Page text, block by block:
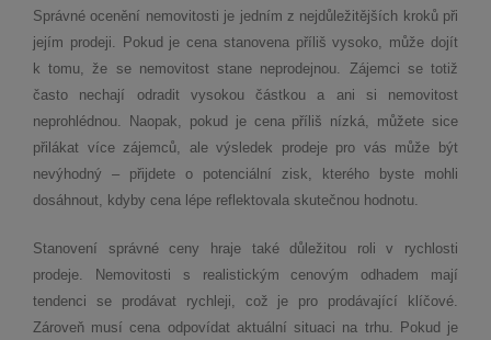
Správné ocenění nemovitosti je jedním z nejdůležitějších kroků při
jejím prodeji. Pokud je cena stanovena příliš vysoko, může dojít
k tomu, že se nemovitost stane neprodejnou. Zájemci se totiž
často nechají odradit vysokou částkou a ani si nemovitost
neprohlédnou. Naopak, pokud je cena příliš nízká, můžete sice
přilákat více zájemců, ale výsledek prodeje pro vás může být
nevýhodný – přijdete o potenciální zisk, kterého byste mohli
dosáhnout, kdyby cena lépe reflektovala skutečnou hodnotu.
Stanovení správné ceny hraje také důležitou roli v rychlosti
prodeje. Nemovitosti s realistickým cenovým odhadem mají
tendenci se prodávat rychleji, což je pro prodávající klíčové.
Zároveň musí cena odpovídat aktuální situaci na trhu. Pokud je